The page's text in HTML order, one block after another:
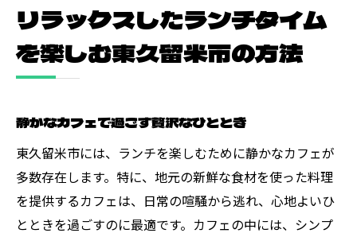
リラックスしたランチタイム
を楽しむ東久留米市の方法
静かなカフェで過ごす贅沢なひととき
東久留米市には、ランチを楽しむために静かなカフェが
多数存在します。特に、地元の新鮮な食材を使った料理
を提供するカフェは、日常の喧騒から逃れ、心地よいひ
とときを過ごすのに最適です。カフェの中には、シンプ